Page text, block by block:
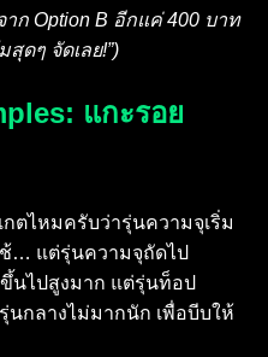
าก Option B อีกแค่ 400 บาท
ดๆ จัดเลย!”)
แกะรอย
กตไหมครับว่ารุ่นความจุเริ่ม
… แต่รุ่นความจุถัดไป
นไปสูงมาก แต่รุ่นท็อป
นกลางไม่มากนัก เพื่อบีบให้